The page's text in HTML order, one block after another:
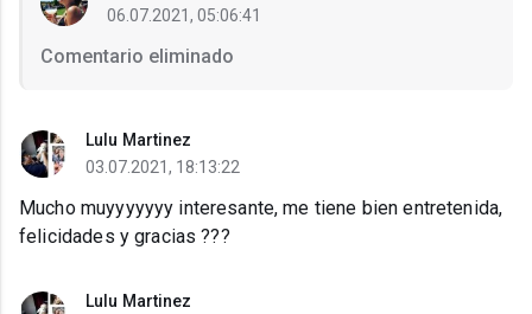
06.07.2021, 05:06:41
Comentario eliminado
Lulu Martinez
03.07.2021, 18:13:22
Mucho muyyyyyyy interesante, me tiene bien entretenida,
felicidades y gracias ???
Lulu Martinez